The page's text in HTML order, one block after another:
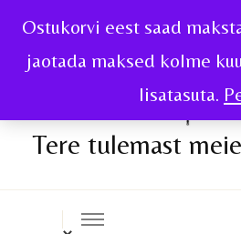
Ostukorvi eest saad
jaotada maksed kolme
lisatasuta.
Tere tulemast